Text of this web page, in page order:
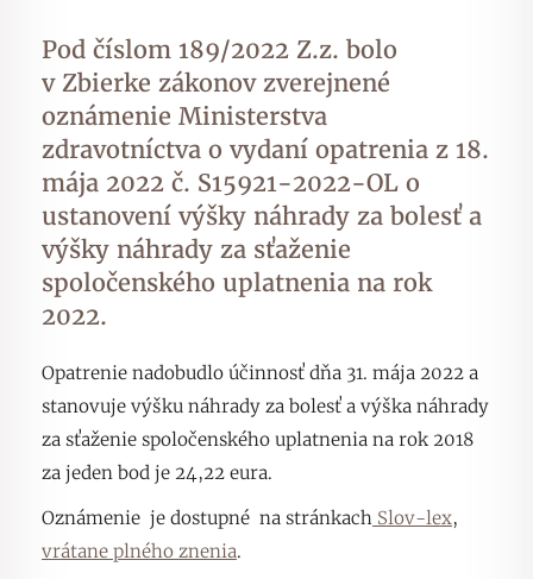
Pod číslom 189/2022 Z.z. bolo
v Zbierke zákonov zverejnené
oznámenie Ministerstva
zdravotníctva o vydaní opatrenia z 18.
mája 2022 č. S15921-2022-OL o
ustanovení výšky náhrady za bolesť a
výšky náhrady za sťaženie
spoločenského uplatnenia na rok
2022.
Opatrenie nadobudlo účinnosť dňa 31. mája 2022 a
stanovuje výšku náhrady za bolesť a výška náhrady
za sťaženie spoločenského uplatnenia na rok 2018
za jeden bod je 24,22 eura.
Oznámenie je dostupné na stránkach Slov-lex,
vrátane plného znenia.